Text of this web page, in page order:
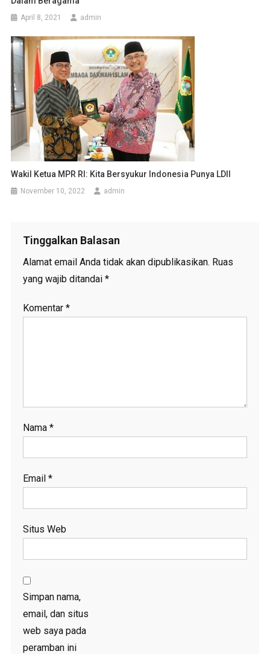
April 8, 2021 admin
Wakil Ketua MPR RI: Kita Bersyukur Indonesia Punya LDII
November 10, 2022 admin
Tinggalkan Balasan
Alamat email Anda tidak akan dipublikasikan. Ruas
yang wajib ditandai *
Komentar *
Nama *
Email *
Situs Web
Simpan nama,
email, dan situs
web saya pada
peramban ini